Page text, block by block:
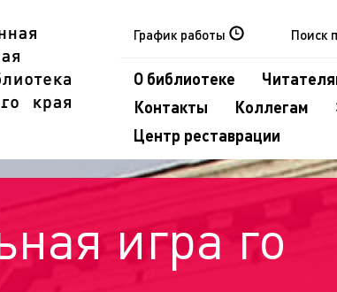
График работы
О библиотеке
Контакты
Коллегам
Центр реставрации
игра го